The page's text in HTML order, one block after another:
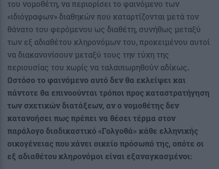
του νομοθέτη, να περιορίσει το φαινόμενο των
«ιδιόγραφων» διαθηκών που καταρτίζονται μετά τον
θάνατο του φερόμενου ως διαθέτη, συνήθως μεταξύ
των εξ αδιαθέτου κληρονόμων του, προκειμένου αυτοί
να διακανονίσουν μεταξύ τους την τύχη της
περιουσίας του χωρίς να ταλαιπωρηθούν αδίκως.
Ωστόσο το φαινόμενο αυτό δεν θα εκλείψει και
πάντοτε θα επινοούνται τρόποι προς καταστρατήγηση
των σχετικών διατάξεων, αν ο νομοθέτης δεν
κατανοήσει πως πρέπει να θέσει τέρμα στον
παράλογο διαδικαστικό «Γολγοθά» κάθε ελληνικής
οικογένειας που χάνει οικείο πρόσωπό της, οπότε οι
εξ αδιαθέτου κληρονόμοι είναι εξαναγκασμένοι: